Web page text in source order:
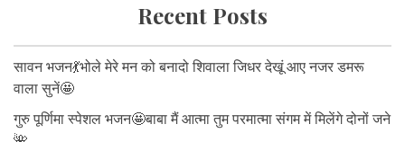
Recent Posts
सावन भजन💃भोले मेरे मन को बनादो शिवाला जिधर देखूं आए नजर डमरू
वाला सुनें🤩
गुरु पूर्णिमा स्पेशल भजन🤩बाबा मैं आत्मा तुम परमात्मा संगम में मिलेंगे दोनों जने